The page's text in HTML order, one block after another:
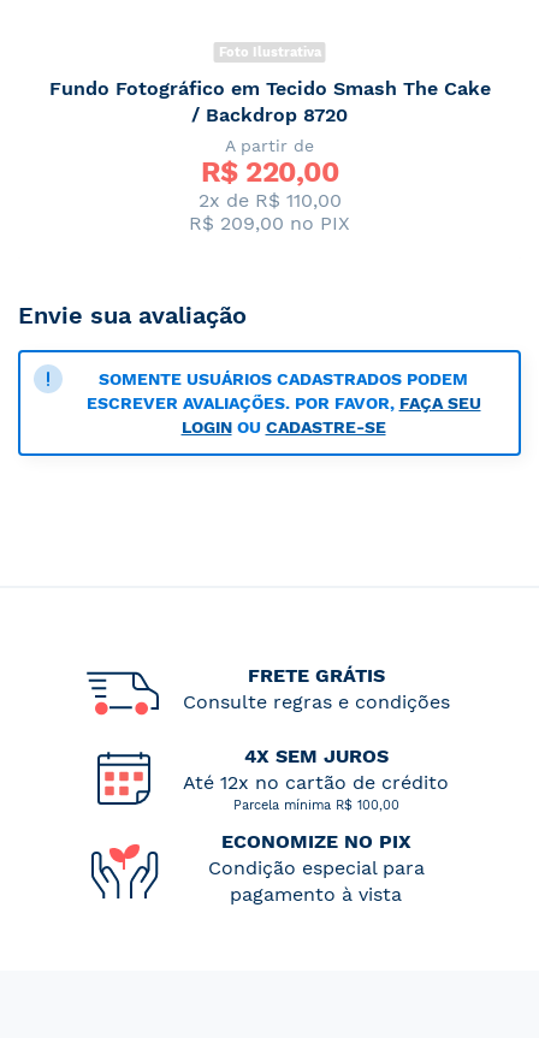
Foto Ilustrativa
Fundo Fotográfico em Tecido Smash The Cake
/ Backdrop 8720
A partir de
R$ 220,00
2x de R$ 110,00
R$ 209,00 no PIX
Envie sua avaliação
SOMENTE USUÁRIOS CADASTRADOS PODEM
ESCREVER AVALIAÇÕES. POR FAVOR, FAÇA SEU
LOGINOU CADASTRE-SE
FRETE GRÁTIS
Consulte regras e condições
4X SEM JUROS
Até 12x no cartão de crédito
Parcela mínima R$ 100,00
ECONOMIZE NO PIX
Condição especial para
pagamento à vista